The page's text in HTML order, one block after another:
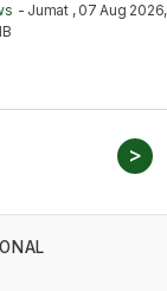
- Jumat , 07 Aug 2026,
>